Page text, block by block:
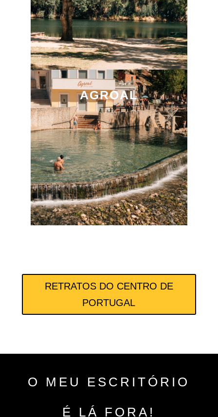
AGROAL
RETRATOS DO CENTRO DE
PORTUGAL
O MEU ESCRITÓRIO
É LÁ FORA!